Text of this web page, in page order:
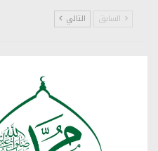
السابق التالي